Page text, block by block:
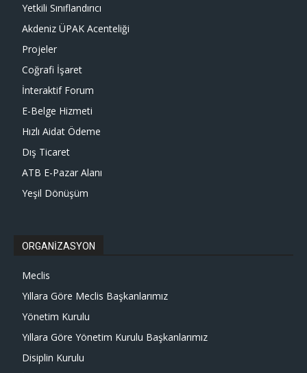
Yetkili Sınıflandırıcı
Akdeniz ÜPAK Acenteliği
Projeler
Coğrafi İşaret
İnteraktif Forum
E-Belge Hizmeti
Hızlı Aidat Ödeme
Dış Ticaret
ATB E-Pazar Alanı
Yeşil Dönüşüm
ORGANİZASYON
Meclis
Yıllara Göre Meclis Başkanlarımız
Yönetim Kurulu
Yıllara Göre Yönetim Kurulu Başkanlarımız
Disiplin Kurulu